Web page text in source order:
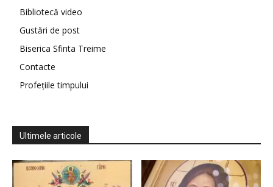
Bibliotecă video
Gustări de post
Biserica Sfinta Treime
Contacte
Profețiile timpului
Ultimele articole